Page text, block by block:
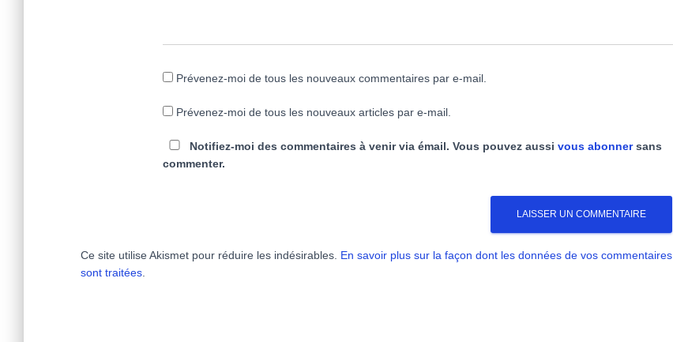
Prévenez-moi de tous les nouveaux commentaires par e-mail.
Prévenez-moi de tous les nouveaux articles par e-mail.
Notifiez-moi des commentaires à venir via émail. Vous pouvez aussi vous abonnersans
commenter.
Ce site utilise Akismet pour réduire les indésirables. En savoir plus sur la façon dont les données de vos commentaires
sont traitées